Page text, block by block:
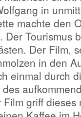
in
machte den
Tourismus
Der Film,
in den
einmal durch
griff